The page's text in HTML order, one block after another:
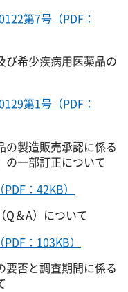
第7号（PDF：
び希少疾病用医薬品の
第1号（PDF：
の製造販売承認に係る
の一部訂正について
：42KB）
Q＆A）について
：103KB）
要否と調査期間に係る